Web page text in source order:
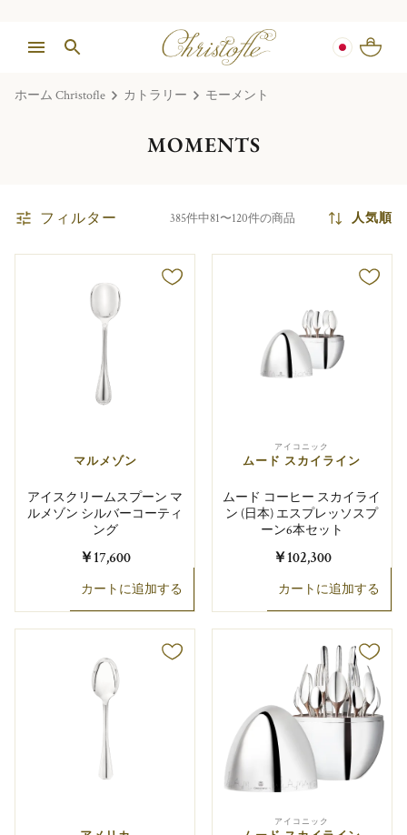
ホーム Christofle カトラリー モーメント
MOMENTS
フィルター 385件中81〜120件の商品 人気順
マルメゾン
アイスクリームスプーン マ
ルメゾン シルバーコーティ
ング
￥17,600
カートに追加する
アイコニック
ムード スカイライン
ムード コーヒー スカイライ
ン (日本) エスプレッソスプ
ーン6本セット
￥102,300
カートに追加する
アイコニック